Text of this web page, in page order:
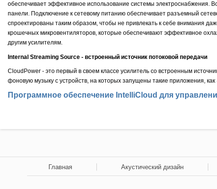
обеспечивает эффективное использование системы
панели. Подключение к сетевому питанию обеспечивает разъемный
спроектированы таким образом, чтобы не привлекать к себе внимания
крошечных микровентиляторов, которые обеспечивают эффективное
другим усилителям.
Internal Streaming Source - встроенный источник потоковой передачи
CloudPower - это первый в своем классе усилитель со встроенным
фоновую музыку с устройств, на которых запущены такие приложения, как
Программное обеспечение IntelliCloud для
Главная Акустический дизайн